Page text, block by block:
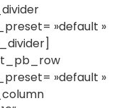
»default »
»default »